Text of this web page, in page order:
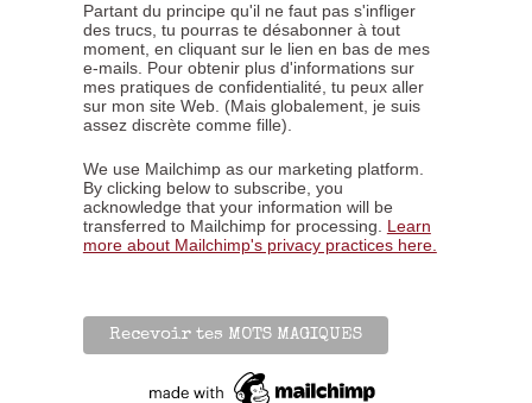
Partant du principe qu'il ne faut pas s'infliger
des trucs, tu pourras te désabonner à tout
moment, en cliquant sur le lien en bas de mes
e-mails. Pour obtenir plus d'informations sur
mes pratiques de confidentialité, tu peux aller
sur mon site Web. (Mais globalement, je suis
assez discrète comme fille).
We use Mailchimp as our marketing platform.
By clicking below to subscribe, you
acknowledge that your information will be
transferred to Mailchimp for processing. Learn
more about Mailchimp's privacy practices here.